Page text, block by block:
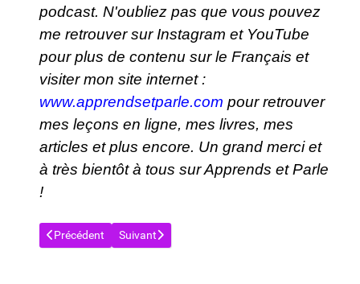
podcast. N'oubliez pas que vous pouvez
me retrouver sur Instagram et YouTube
pour plus de contenu sur le Français et
visiter mon site internet :
www.apprendsetparle.com pour retrouver
mes leçons en ligne, mes livres, mes
articles et plus encore. Un grand merci et
à très bientôt à tous sur Apprends et Parle
!
Article précédent : APPRENDS ET PARLE : LE PODCAST ! 🎧
Précédent Article suivant : APPRENDS ET PARLE : LE
Suivant